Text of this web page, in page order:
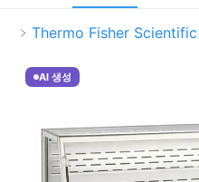
Thermo Fisher Scientific
AI 생성